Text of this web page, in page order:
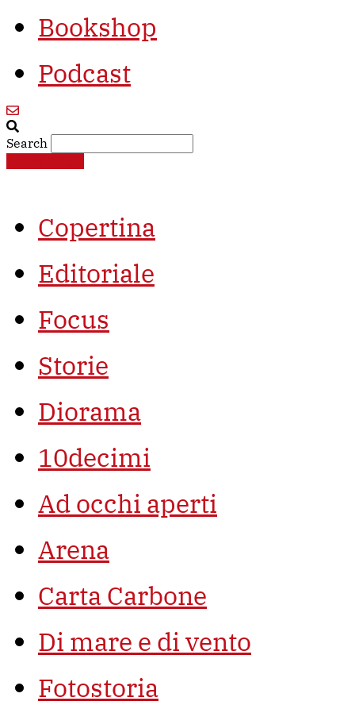
Bookshop
Podcast
Search
Copertina
Editoriale
Focus
Storie
Diorama
10decimi
Ad occhi aperti
Arena
Carta Carbone
Di mare e di vento
Fotostoria